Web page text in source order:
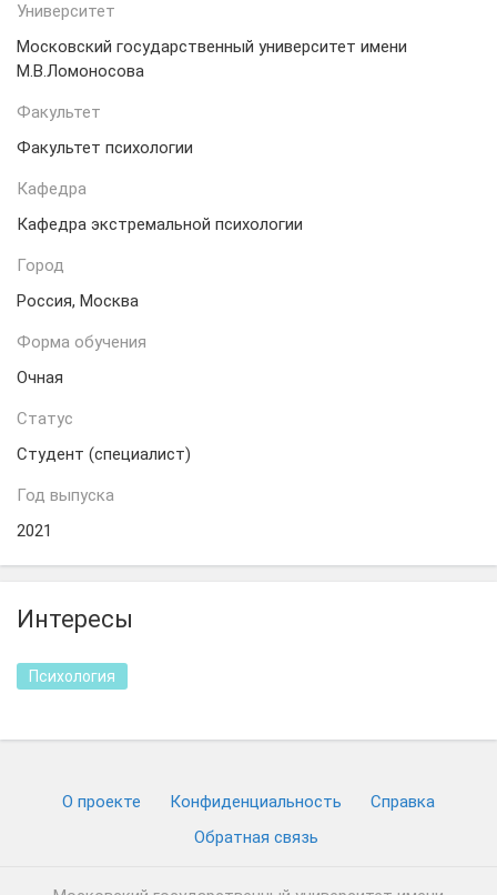
Университет
Московский государственный университет имени
М.В.Ломоносова
Факультет
Факультет психологии
Кафедра
Кафедра экстремальной психологии
Город
Россия, Москва
Форма обучения
Очная
Статус
Студент (специалист)
Год выпуска
2021
Интересы
Психология
О проекте Конфиденциальность
Cправка
Обратная связь